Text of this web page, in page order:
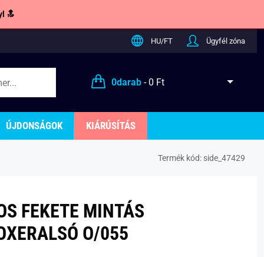
🔝
HU/FT Ügyfél zóna
0darab- 0 Ft
ÚJDONSÁGOK KIÁRÚSÍTÁS
Termék kód: side_47429
FEKETE MINTÁS
O/055